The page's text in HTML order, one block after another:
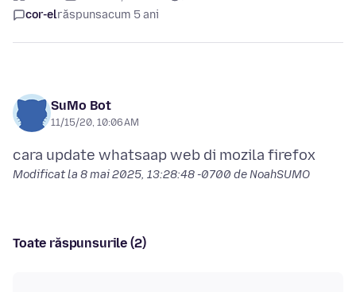
cor-elrăspunsacum 5 ani
SuMo Bot
11/15/20, 10:06 AM
Modificat la 8 mai 2025, 13:28:48 -0700 de NoahSUMO
Toate răspunsurile (2)